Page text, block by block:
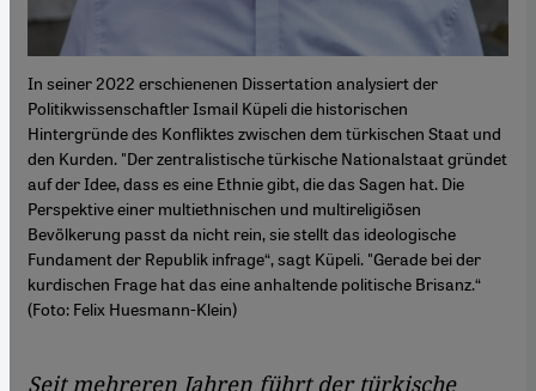
In seiner 2022 erschienenen Dissertation analysiert der
Politikwissenschaftler Ismail Küpeli die historischen
Hintergründe des Konfliktes zwischen dem türkischen Staat und
den Kurden. "Der zentralistische türkische Nationalstaat gründet
auf der Idee, dass es eine Ethnie gibt, die das Sagen hat. Die
Perspektive einer multiethnischen und multireligiösen
Bevölkerung passt da nicht rein, sie stellt das ideologische
Fundament der Republik infrage“, sagt Küpeli. "Gerade bei der
kurdischen Frage hat das eine anhaltende politische Brisanz.“
(Foto: Felix Huesmann-Klein)
Seit mehreren Jahren führt der türkische